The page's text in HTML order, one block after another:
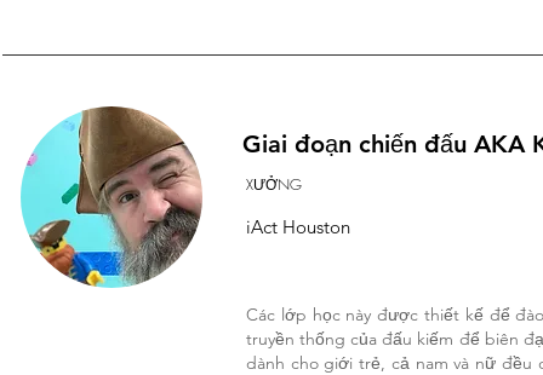
Giai đoạn chiến đấu AKA
XƯỞNG
iAct Houston
Các lớp học này được thiết kế để
truyền thống của đấu kiếm để biên
dành cho giới trẻ, cả nam và nữ đều